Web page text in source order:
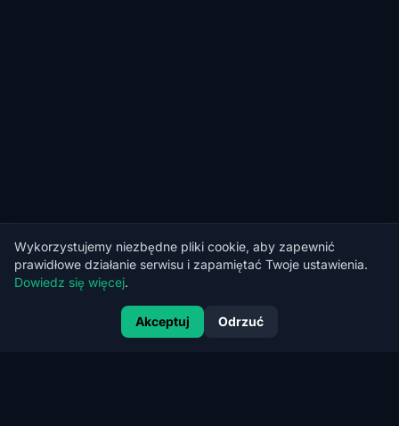
Wykorzystujemy niezbędne pliki cookie, aby zapewnić
prawidłowe działanie serwisu i zapamiętać Twoje ustawienia.
Dowiedz się więcej.
Akceptuj Odrzuć